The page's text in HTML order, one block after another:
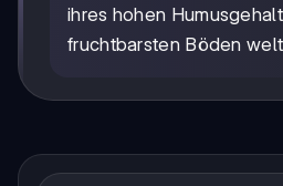
ihres hohen
fruchtbarsten Böden